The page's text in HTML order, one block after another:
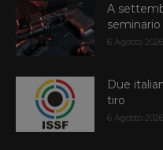
A
6 Agosto 2026
Due
tiro
6 Agosto 2026